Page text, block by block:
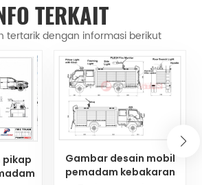
TERKAIT
tertarik dengan informasi berikut
pikap
Gambar desain mobil
pemadam kebakaran